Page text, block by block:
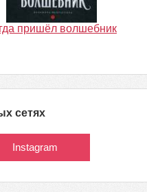
пришёл волшебник
сетях
Instagram